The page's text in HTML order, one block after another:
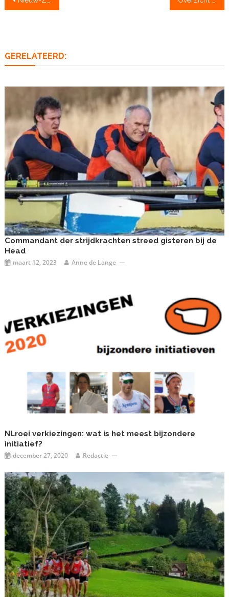
GERELATEERD:
Commandant der strijdkrachten streed gisteren bij de
Head
maart 12, 2023 Anne de Lange
NLroei verkiezingen: wat is het meest bijzondere
initiatief?
december 27, 2020 Redactie